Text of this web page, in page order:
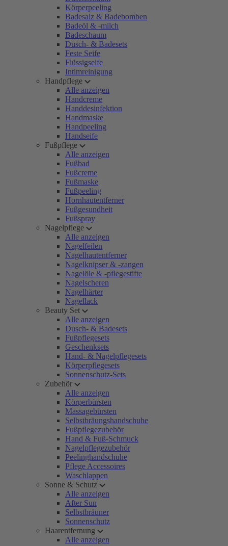
Körperpeeling
Badesalz & Badebomben
Badeöl & -milch
Badeschaum
Dusch- & Badesets
Feste Seife
Flüssigseife
Intimreinigung
Handpflege
Alle anzeigen
Handcreme
Handdesinfektion
Handmaske
Handpeeling
Handseife
Fußpflege
Alle anzeigen
Fußbad
Fußcreme
Fußmaske
Fußpeeling
Hornhautentferner
Fußgesundheit
Fußspray
Nagelpflege
Alle anzeigen
Nagelfeilen
Nagelhautentferner
Nagelknipser & -zangen
Nagelöle & -pflegestifte
Nagelscheren
Nagelhärter
Nagellack
Beauty Set
Alle anzeigen
Dusch- & Badesets
Fußpflegesets
Geschenksets
Hand- & Nagelpflegesets
Körperpflegesets
Sonnenschutz-Sets
Zubehör
Alle anzeigen
Körperbürsten
Massagebürsten
Selbstbräungshandschuhe
Fußpflegezubehör
Hand & Fuß-Schmuck
Nagelpflegezubehör
Peelinghandschuhe
Pflege Accessoires
Waschlappen
Sonne & Schutz
Alle anzeigen
After Sun
Selbstbräuner
Sonnenschutz
Haarentfernung
Alle anzeigen